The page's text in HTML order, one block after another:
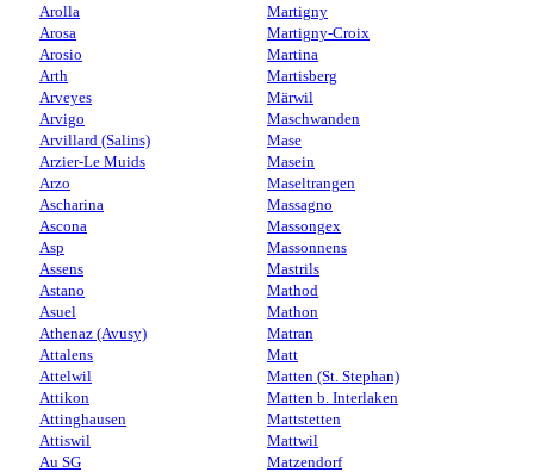
Arolla
Arosa
Arosio
Arth
Arveyes
Arvigo
Arvillard (Salins)
Arzier-Le Muids
Arzo
Ascharina
Ascona
Asp
Assens
Astano
Asuel
Athenaz (Avusy)
Attalens
Attelwil
Attikon
Attinghausen
Attiswil
Au SG
Martigny
Martigny-Croix
Martina
Martisberg
Märwil
Maschwanden
Mase
Masein
Maseltrangen
Massagno
Massongex
Massonnens
Mastrils
Mathod
Mathon
Matran
Matt
Matten (St. Stephan)
Matten b. Interlaken
Mattstetten
Mattwil
Matzendorf